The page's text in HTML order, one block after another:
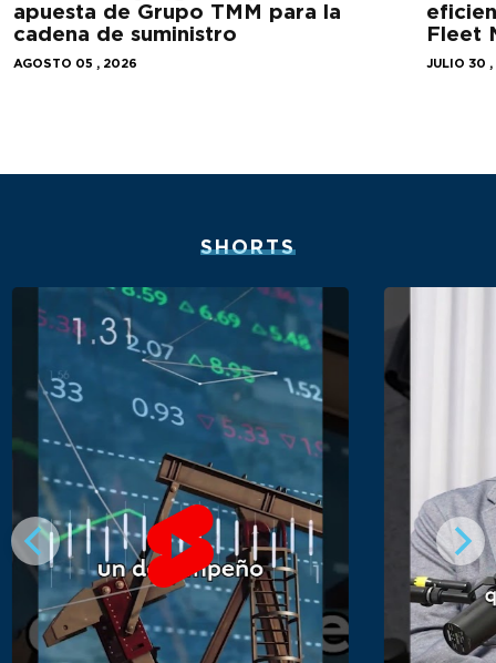
apuesta de Grupo TMM para la
cadena de suministro
AGOSTO 05 , 2026
Fleet
JULIO 30
SHORTS